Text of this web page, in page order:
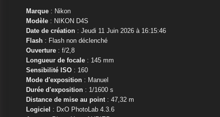
Marque: Nikon
Modèle: NIKON D4S
Date de création: Jeudi 11 Juin 2026 à 16:15:46
Flash: Flash non déclenché
Ouverture: f/2,8
Longueur de focale: 145 mm
Sensibilité ISO: 160
Mode d'exposition: Manuel
Durée d'exposition: 1/1600 s
Distance de mise au point: 47,32 m
Logiciel : DxO PhotoLab 4.3.6